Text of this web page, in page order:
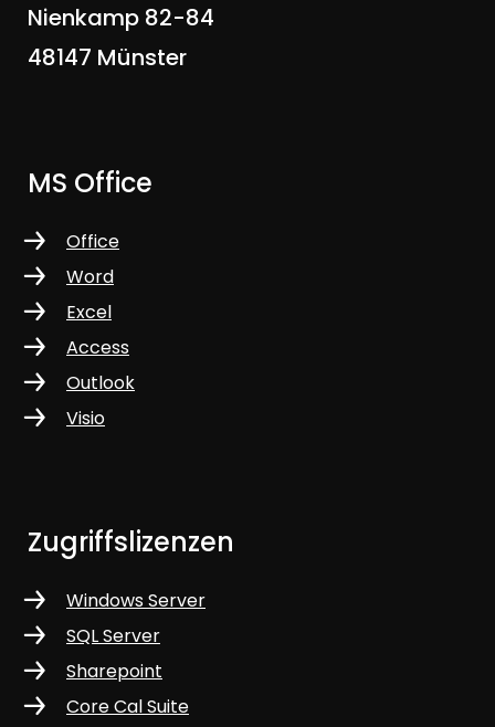
Nienkamp 82-84
48147 Münster
MS Office
Office
Word
Excel
Access
Outlook
Visio
Zugriffslizenzen
Windows Server
SQL Server
Sharepoint
Core Cal Suite